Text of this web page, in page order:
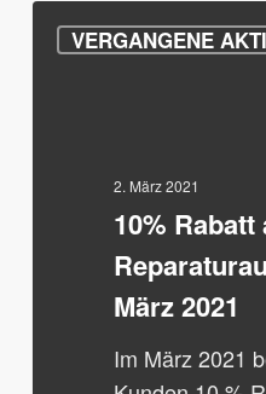
VERGANGENE
10%
Rabatt
2. März 2021
10% Rabatt
März 2021
Im März 2021